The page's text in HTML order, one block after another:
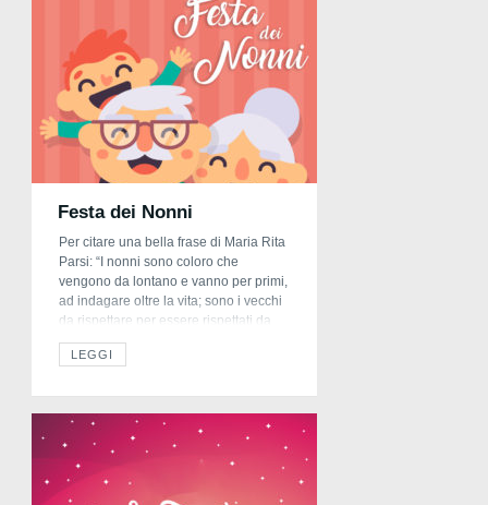
Festa dei Nonni
Per citare una bella frase di Maria Rita
Parsi: “I nonni sono coloro che
vengono da lontano e vanno per primi,
ad indagare oltre la vita; sono i vecchi
da rispettare per essere rispettati da
vecchi; sono il passato che vive nel
presente ed i bambini sono il presente
LEGGI